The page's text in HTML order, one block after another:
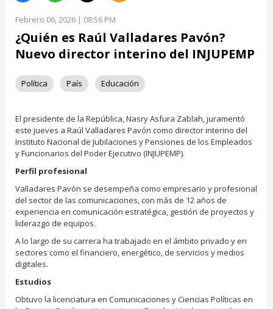
Febrero 06, 2026 | 08:56 PM
¿Quién es Raúl Valladares Pavón?
Nuevo director interino del INJUPEMP
Política País Educación
El presidente de la República, Nasry Asfura Zablah, juramentó
este jueves a Raúl Valladares Pavón como director interino del
Instituto Nacional de Jubilaciones y Pensiones de los Empleados
y Funcionarios del Poder Ejecutivo (INJUPEMP).
Perfil profesional
Valladares Pavón se desempeña como empresario y profesional
del sector de las comunicaciones, con más de 12 años de
experiencia en comunicación estratégica, gestión de proyectos y
liderazgo de equipos.
A lo largo de su carrera ha trabajado en el ámbito privado y en
sectores como el financiero, energético, de servicios y medios
digitales.
Estudios
Obtuvo la licenciatura en Comunicaciones y Ciencias Políticas en